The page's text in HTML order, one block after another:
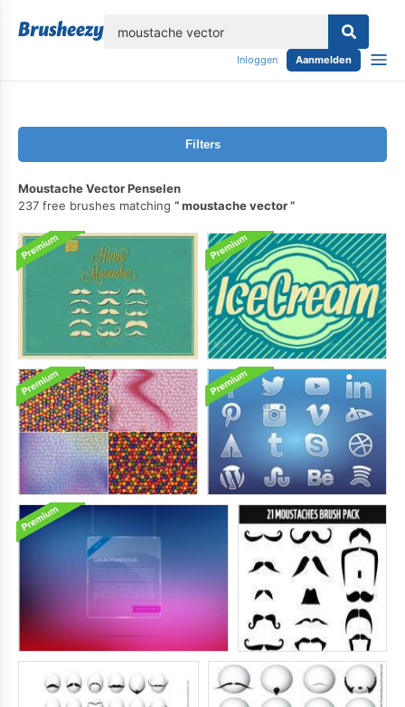
Inloggen Aanmelden
Filters
Moustache Vector Penselen
237 free brushes matching
moustache vector